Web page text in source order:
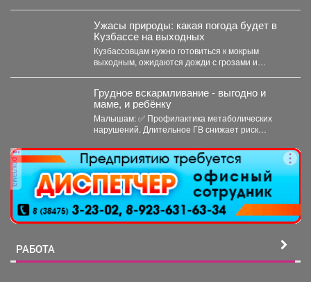
Ужасы природы: какая погода будет в
Кузбассе на выходных
Кузбассовцам нужно готовиться к мокрым
выходным, ожидаются дожди с грозами и
Грудное вскармливание - выгодно и
маме, и ребёнку
Малышам: ✅ Профилактика метаболических
нарушений. Длительное ГВ снижает риск
реклама
РАБОТА